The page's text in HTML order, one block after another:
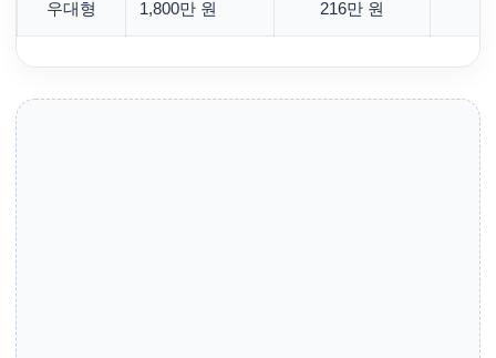
우대형 1,800만 원 216만 원